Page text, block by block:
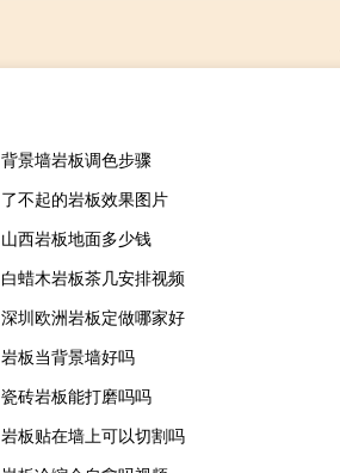
背景墙岩板调色步骤
了不起的岩板效果图片
山西岩板地面多少钱
白蜡木岩板茶几安排视频
深圳欧洲岩板定做哪家好
岩板当背景墙好吗
瓷砖岩板能打磨吗吗
岩板贴在墙上可以切割吗